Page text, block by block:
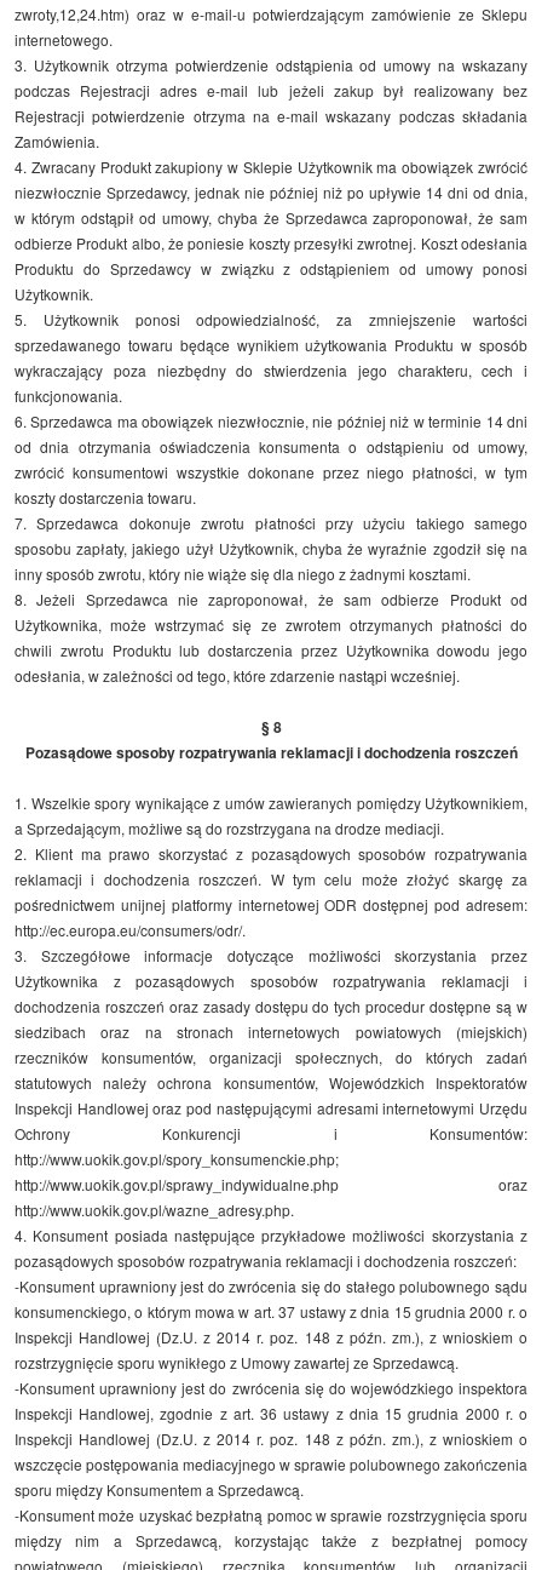
zwroty,12,24.htm) oraz w e-mail-u potwierdzającym zamówienie ze Sklepu
internetowego.
3. Użytkownik otrzyma potwierdzenie odstąpienia od umowy na wskazany
podczas Rejestracji adres e-mail lub jeżeli zakup był realizowany bez
Rejestracji potwierdzenie otrzyma na e-mail wskazany podczas składania
Zamówienia.
4. Zwracany Produkt zakupiony w Sklepie Użytkownik ma obowiązek zwrócić
niezwłocznie Sprzedawcy, jednak nie później niż po upływie 14 dni od dnia,
w którym odstąpił od umowy, chyba że Sprzedawca zaproponował, że sam
odbierze Produkt albo, że poniesie koszty przesyłki zwrotnej. Koszt odesłania
Produktu do Sprzedawcy w związku z odstąpieniem od umowy ponosi
Użytkownik.
5. Użytkownik ponosi odpowiedzialność, za zmniejszenie wartości
sprzedawanego towaru będące wynikiem użytkowania Produktu w sposób
wykraczający poza niezbędny do stwierdzenia jego charakteru, cech i
funkcjonowania.
6. Sprzedawca ma obowiązek niezwłocznie, nie później niż w terminie 14 dni
od dnia otrzymania oświadczenia konsumenta o odstąpieniu od umowy,
zwrócić konsumentowi wszystkie dokonane przez niego płatności, w tym
koszty dostarczenia towaru.
7. Sprzedawca dokonuje zwrotu płatności przy użyciu takiego samego
sposobu zapłaty, jakiego użył Użytkownik, chyba że wyraźnie zgodził się na
inny sposób zwrotu, który nie wiąże się dla niego z żadnymi kosztami.
8. Jeżeli Sprzedawca nie zaproponował, że sam odbierze Produkt od
Użytkownika, może wstrzymać się ze zwrotem otrzymanych płatności do
chwili zwrotu Produktu lub dostarczenia przez Użytkownika dowodu jego
odesłania, w zależności od tego, które zdarzenie nastąpi wcześniej.
§ 8
Pozasądowe sposoby rozpatrywania reklamacji i dochodzenia roszczeń
1. Wszelkie spory wynikające z umów zawieranych pomiędzy Użytkownikiem,
a Sprzedającym, możliwe są do rozstrzygana na drodze mediacji.
2. Klient ma prawo skorzystać z pozasądowych sposobów rozpatrywania
reklamacji i dochodzenia roszczeń. W tym celu może złożyć skargę za
pośrednictwem unijnej platformy internetowej ODR dostępnej pod adresem:
http://ec.europa.eu/consumers/odr/.
3. Szczegółowe informacje dotyczące możliwości skorzystania przez
Użytkownika z pozasądowych sposobów rozpatrywania reklamacji i
dochodzenia roszczeń oraz zasady dostępu do tych procedur dostępne są w
siedzibach oraz na stronach internetowych powiatowych (miejskich)
rzeczników konsumentów, organizacji społecznych, do których zadań
statutowych należy ochrona konsumentów, Wojewódzkich Inspektoratów
Inspekcji Handlowej oraz pod następującymi adresami internetowymi Urzędu
Ochrony Konkurencji i Konsumentów:
http://www.uokik.gov.pl/spory_konsumenckie.php;
http://www.uokik.gov.pl/sprawy_indywidualne.php oraz
http://www.uokik.gov.pl/wazne_adresy.php.
4. Konsument posiada następujące przykładowe możliwości skorzystania z
pozasądowych sposobów rozpatrywania reklamacji i dochodzenia roszczeń:
-Konsument uprawniony jest do zwrócenia się do stałego polubownego sądu
konsumenckiego, o którym mowa w art. 37 ustawy z dnia 15 grudnia 2000 r. o
Inspekcji Handlowej (Dz.U. z 2014 r. poz. 148 z późn. zm.), z wnioskiem o
rozstrzygnięcie sporu wynikłego z Umowy zawartej ze Sprzedawcą.
-Konsument uprawniony jest do zwrócenia się do wojewódzkiego inspektora
Inspekcji Handlowej, zgodnie z art. 36 ustawy z dnia 15 grudnia 2000 r. o
Inspekcji Handlowej (Dz.U. z 2014 r. poz. 148 z późn. zm.), z wnioskiem o
wszczęcie postępowania mediacyjnego w sprawie polubownego zakończenia
sporu między Konsumentem a Sprzedawcą.
-Konsument może uzyskać bezpłatną pomoc w sprawie rozstrzygnięcia sporu
między nim a Sprzedawcą, korzystając także z bezpłatnej pomocy
powiatowego (miejskiego) rzecznika konsumentów lub organizacji